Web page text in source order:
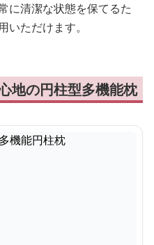
に清潔な状態を保てるた
ただけます。
地の円柱型多機能枕